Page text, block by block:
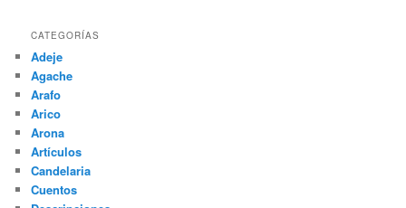
CATEGORÍAS
Adeje
Agache
Arafo
Arico
Arona
Artículos
Candelaria
Cuentos